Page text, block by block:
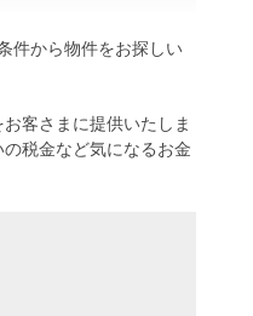
探す
産査定
件から物件をお探しい
客さまに提供いたしま
税金など気になるお金